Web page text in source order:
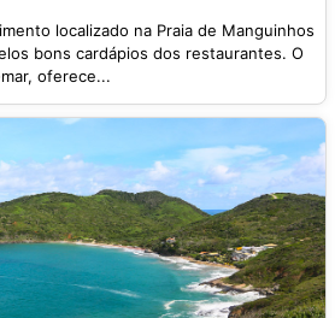
localizado na Praia de Manguinhos
bons cardápios dos restaurantes. O
oferece...